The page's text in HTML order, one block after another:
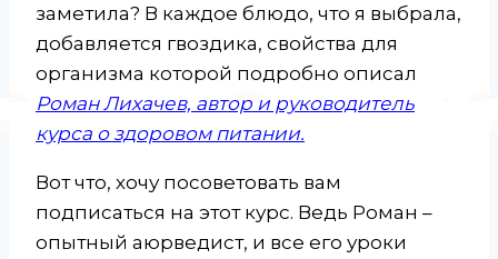
заметила? В каждое блюдо, что я выбрала,
добавляется гвоздика, свойства для
организма которой подробно описал
Роман Лихачев, автор и руководитель
курса о здоровом питании.
Вот что, хочу посоветовать вам
подписаться на этот курс. Ведь Роман –
опытный аюрведист, и все его уроки